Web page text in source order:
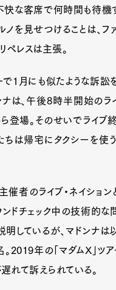
快な客席で何時間も待機
ノを見せつけることは、フ
ペレスは主張。
で1月にも似たような訴訟
ナは、午後8時半開始のラ
登場。そのせいでライブ
ちは帰宅にタクシーを使
催者のライブ・ネイション
ンドチェック中の技術的な
明しているが、マドンナは
2019年の「マダムX」ツア
れて訴えられている。